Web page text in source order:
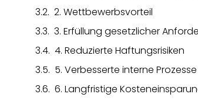
2. Wettbewerbsvorteil
3. Erfüllung gesetzlicher
4. Reduzierte Haftungsrisiken
5. Verbesserte interne Prozesse
6. Langfristige